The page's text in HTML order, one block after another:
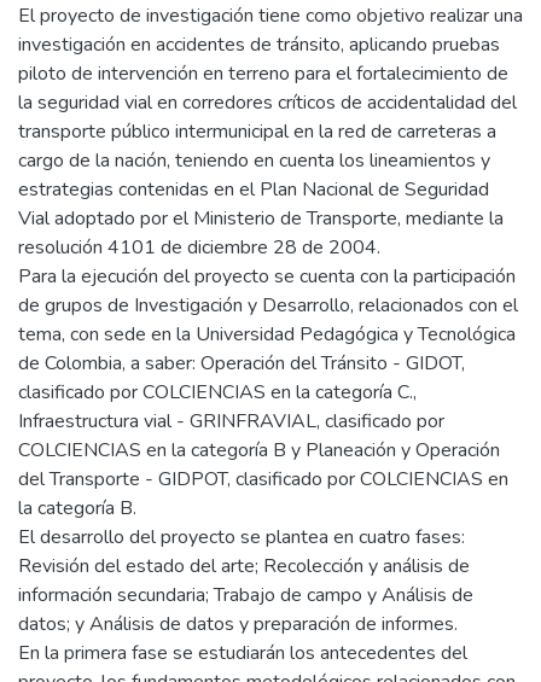
El proyecto de investigación tiene como objetivo realizar una
investigación en accidentes de tránsito, aplicando pruebas
piloto de intervención en terreno para el fortalecimiento de
la seguridad vial en corredores críticos de accidentalidad del
transporte público intermunicipal en la red de carreteras a
cargo de la nación, teniendo en cuenta los lineamientos y
estrategias contenidas en el Plan Nacional de Seguridad
Vial adoptado por el Ministerio de Transporte, mediante la
resolución 4101 de diciembre 28 de 2004.
Para la ejecución del proyecto se cuenta con la participación
de grupos de Investigación y Desarrollo, relacionados con el
tema, con sede en la Universidad Pedagógica y Tecnológica
de Colombia, a saber: Operación del Tránsito - GIDOT,
clasificado por COLCIENCIAS en la categoría C.,
Infraestructura vial - GRINFRAVIAL, clasificado por
COLCIENCIAS en la categoría B y Planeación y Operación
del Transporte - GIDPOT, clasificado por COLCIENCIAS en
la categoría B.
El desarrollo del proyecto se plantea en cuatro fases:
Revisión del estado del arte; Recolección y análisis de
información secundaria; Trabajo de campo y Análisis de
datos; y Análisis de datos y preparación de informes.
En la primera fase se estudiarán los antecedentes del